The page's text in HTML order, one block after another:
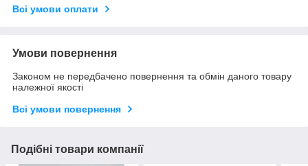
Всі умови оплати
Умови повернення
Законом не передбачено повернення та обмін даного товару
належної якості
Всі умови повернення
Подібні товари компанії